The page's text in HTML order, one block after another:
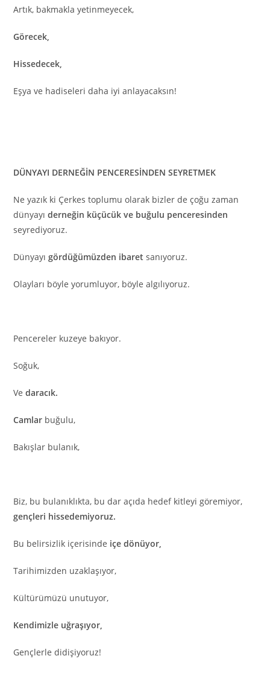
Artık, bakmakla yetinmeyecek,
Görecek,
Hissedecek,
Eşya ve hadiseleri daha iyi anlayacaksın!
DÜNYAYI DERNEĞİN PENCERESİNDEN SEYRETMEK
Ne yazık ki Çerkes toplumu olarak bizler de çoğu zaman
dünyayıderneğin küçücük ve buğulu penceresinden
seyrediyoruz.
Dünyayıgördüğümüzden ibaret sanıyoruz.
Olayları böyle yorumluyor, böyle algılıyoruz.
Pencereler kuzeye bakıyor.
Soğuk,
Vedaracık.
Camlar buğulu,
Bakışlar bulanık,
Biz, bu bulanıklıkta, bu dar açıda hedef kitleyi göremiyor,
gençleri hissedemiyoruz.
Bu belirsizlik içerisinde içe dönüyor,
Tarihimizden uzaklaşıyor,
Kültürümüzü unutuyor,
Kendimizle uğraşıyor,
Gençlerle didişiyoruz!